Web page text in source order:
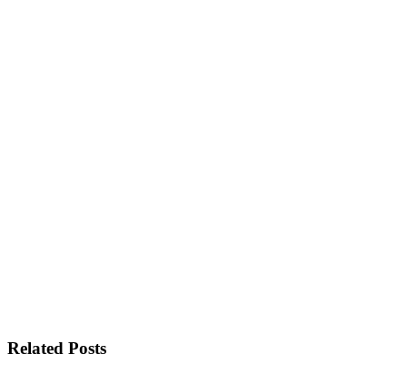
Related Posts